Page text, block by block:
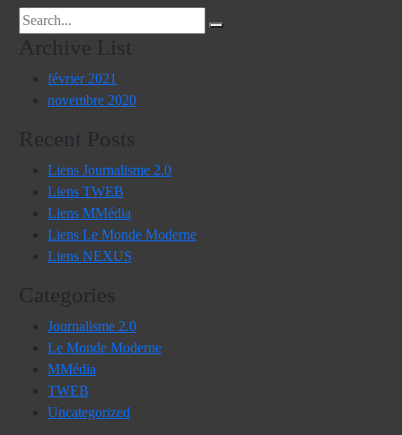
Search
for:
Archive List
février 2021
novembre 2020
Recent Posts
Liens Journalisme 2.0
Liens TWEB
Liens MMédia
Liens Le Monde Moderne
Liens NEXUS
Categories
Journalisme 2.0
Le Monde Moderne
MMédia
TWEB
Uncategorized